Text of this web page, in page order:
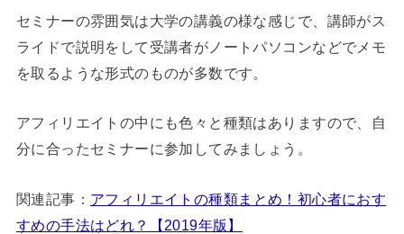
セミナーの雰囲気は大学の講義の様な感じで、講師がス
ライドで説明をして受講者がノートパソコンなどでメモ
を取るような形式のものが多数です。
アフィリエイトの中にも色々と種類はありますので、自
分に合ったセミナーに参加してみましょう。
関連記事： アフィリエイトの種類まとめ！初心者におす
すめの手法はどれ？【2019年版】